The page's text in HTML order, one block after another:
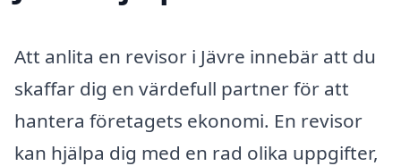
Att anlita en revisor i Jävre innebär att du
skaffar dig en värdefull partner för att
hantera företagets ekonomi. En revisor
kan hjälpa dig med en rad olika uppgifter,